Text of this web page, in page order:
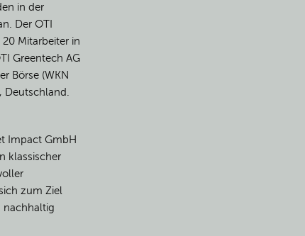
in der
Der OTI
Mitarbeiter in
Greentech AG
Börse (WKN
Deutschland.
Impact GmbH
klassischer
zum Ziel
nachhaltig